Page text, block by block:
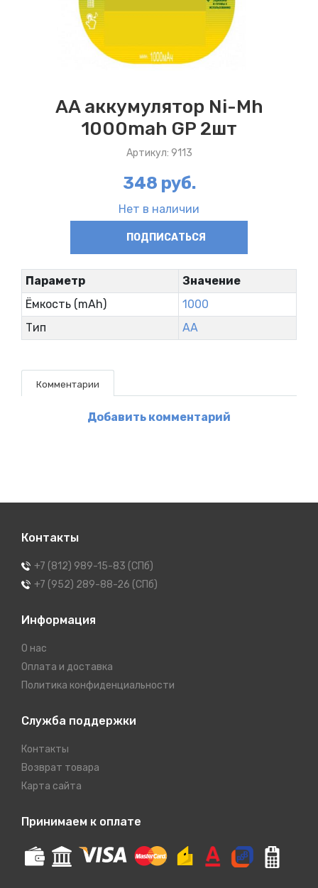
AA аккумулятор Ni-Mh
1000mah GP 2шт
Артикул: 9113
348 руб.
Нет в наличии
ПОДПИСАТЬСЯ
Параметр
Значение
Ёмкость (mAh)
1000
Тип
AA
Комментарии
Добавить комментарий
Контакты
+7 (812) 989-15-83 (СПб)
+7 (952) 289-88-26 (СПб)
Информация
О нас
Оплата и доставка
Политика конфиденциальности
Служба поддержки
Контакты
Возврат товара
Карта сайта
Принимаем к оплате